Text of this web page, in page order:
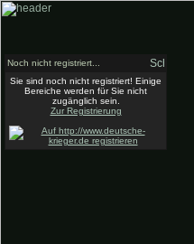
Noch nicht registriert...
Sie sind noch nicht registriert! Einige
Bereiche werden für Sie nicht
zugänglich sein.
Zur Registrierung